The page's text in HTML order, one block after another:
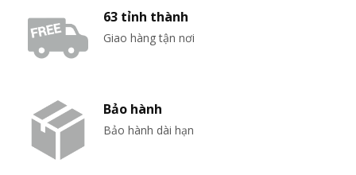
63 tỉnh thành
Giao hàng tận nơi
Bảo hành
Bảo hành dài hạn